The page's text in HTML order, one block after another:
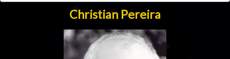
Christian Pereira